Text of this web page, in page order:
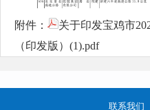
附件：
关于印发宝鸡市
（印发版）(1).pdf
联系我们